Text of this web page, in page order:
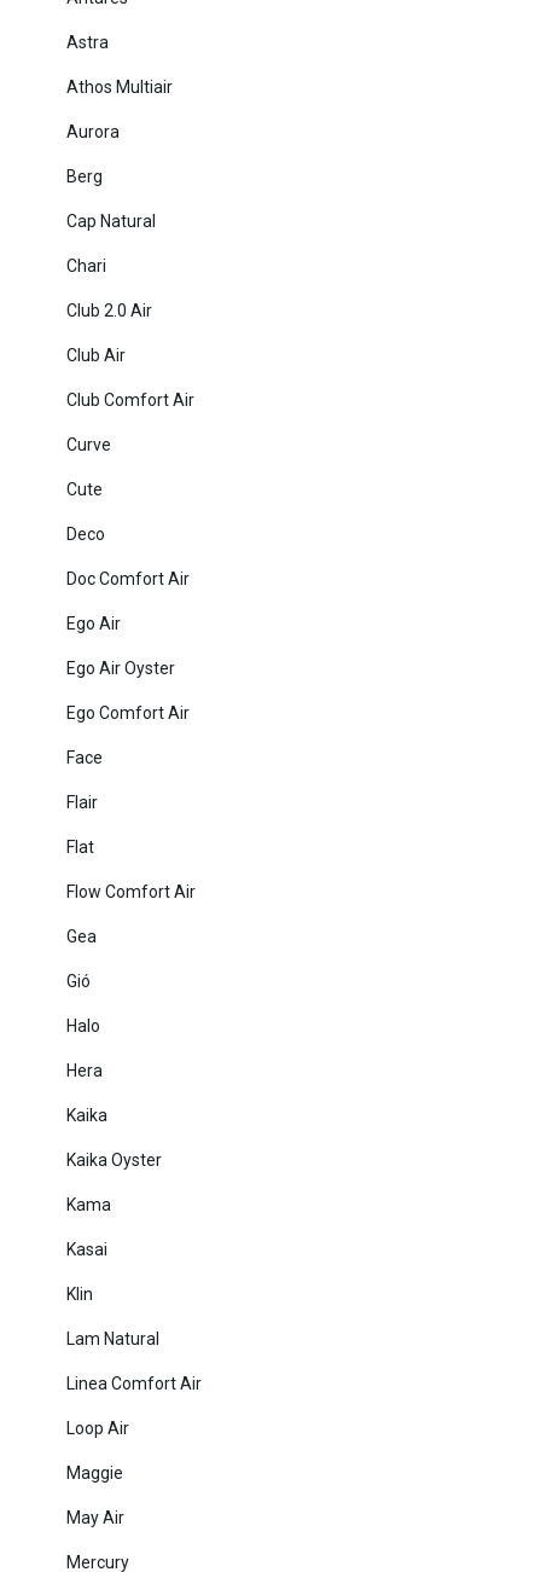
Astra
Athos Multiair
Aurora
Berg
Cap Natural
Chari
Club 2.0 Air
Club Air
Club Comfort Air
Curve
Cute
Deco
Doc Comfort Air
Ego Air
Ego Air Oyster
Ego Comfort Air
Face
Flair
Flat
Flow Comfort Air
Gea
Gió
Halo
Hera
Kaika
Kaika Oyster
Kama
Kasai
Klin
Lam Natural
Linea Comfort Air
Loop Air
Maggie
May Air
Mercury